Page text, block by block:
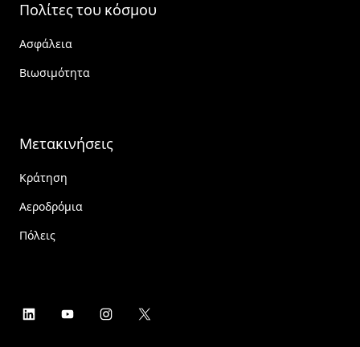
Πολίτες του κόσμου
Ασφάλεια
Βιωσιμότητα
Μετακινήσεις
Κράτηση
Αεροδρόμια
Πόλεις